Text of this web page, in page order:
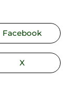
Facebook
X